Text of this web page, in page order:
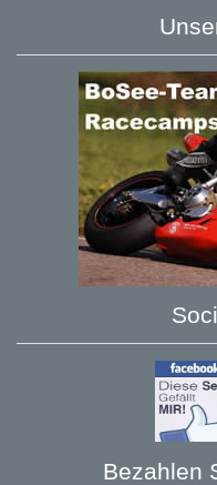
Bezahlen